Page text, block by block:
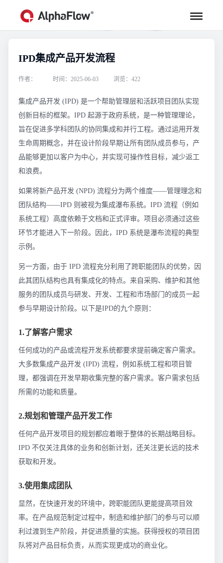
行业资讯
汇聚行业专家观点，助力流程更高效
IPD集成产品开发流程
作者： 时间：2025-06-03 浏览：422
集成产品开发 (IPD) 是一个帮助管理层和活跃项目团队实现
创新目标的框架。IPD 起源于政府系统，是一种管理理论，
旨在促进多学科团队的协同集成和并行工程。通过运用开发
生命周期概念，并在设计阶段早期让所有团队成员参与，产
品能够更加以客户为中心，并实现可操作性目标，减少返工
和浪费。
如果将新产品开发 (NPD) 流程分为两个维度——管理理念和
团队结构——IPD 则被视为集成瀑布系统。IPD 流程（例如
系统工程）高度依赖于文档和正式评审。项目必须通过这些
环节才能进入下一阶段。因此，IPD 系统是瀑布流程的典型
示例。
另一方面，由于 IPD 流程充分利用了跨职能团队的优势，因
此其团队结构也具有集成化的特点。来自采购、维护和其他
服务的团队成员与研发、开发、工程和市场部门的成员一起
参与早期设计阶段。以下是IPD的九个原则：
1.了解客户需求
任何成功的产品或流程开发系统都要求提前确定客户需求。
大多数集成产品开发 (IPD) 流程，例如系统工程和项目管
理，都强调在开发早期收集完整的客户需求。客户需求包括
所需的功能和质量。
2.规划和管理产品开发工作
任何产品开发项目的规划都应着眼于整体的长期战略目标。
IPD 不仅关注具体的业务和创新计划，还关注更长远的技术
获取和开发。
3.使用集成团队
显然，在快速开发的环境中，跨职能团队更能提高项目效
率。在产品规范制定过程中，制造和维护部门的参与可以顺
利过渡到生产阶段，并促进质量的实施。获得授权的项目团
队将对产品目标负责，从而实现更成功的商业化。